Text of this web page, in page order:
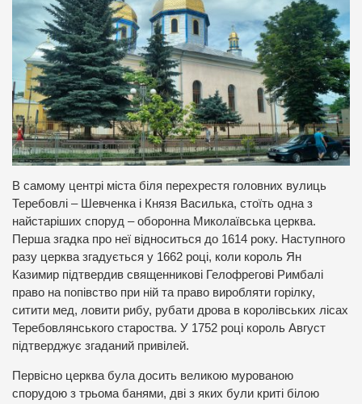
В самому центрі міста біля перехрестя головних вулиць
Теребовлі – Шевченка і Князя Василька, стоїть одна з
найстаріших споруд – оборонна Миколаївська церква.
Перша згадка про неї відноситься до 1614 року. Наступного
разу церква згадується у 1662 році, коли король Ян
Казимир підтвердив священникові Гелофрегові Римбалі
право на попівство при ній та право виробляти горілку,
ситити мед, ловити рибу, рубати дрова в королівських лісах
Теребовлянського староства. У 1752 році король Август
підтверджує згаданий привілей.
Первісно церква була досить великою мурованою
спорудою з трьома банями, дві з яких були криті білою